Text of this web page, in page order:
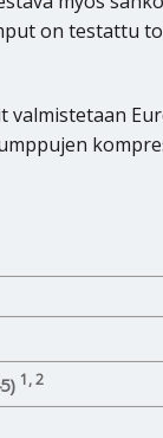
on testattu
1, 2